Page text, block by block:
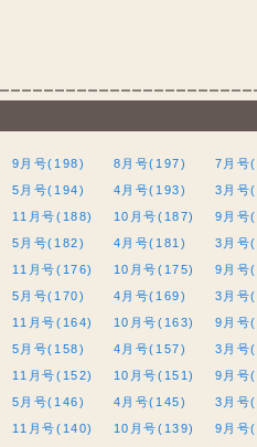
9月号(198) 8月号(197)
7月号
5月号(194) 4月号(193)
3月号
11月号(188) 10月号(187)
9月号
5月号(182) 4月号(181)
3月号
11月号(176) 10月号(175)
9月号
5月号(170) 4月号(169)
3月号
11月号(164) 10月号(163)
9月号
5月号(158) 4月号(157)
3月号
11月号(152) 10月号(151)
9月号
5月号(146) 4月号(145)
3月号
11月号(140) 10月号(139)
9月号